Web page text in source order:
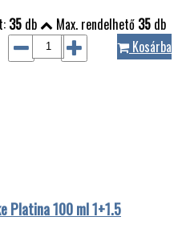
35 db Max. rendelhető 35 db
Kosárba
Platina 100 ml 1+1.5